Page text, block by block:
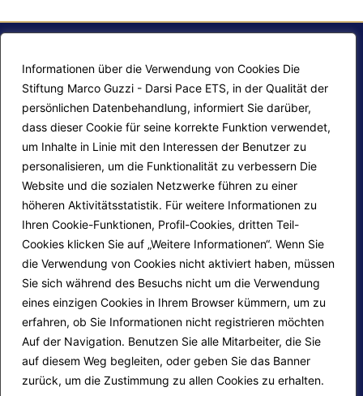
Informationen über die Verwendung von Cookies Die
Stiftung Marco Guzzi - Darsi Pace ETS, in der Qualität der
persönlichen Datenbehandlung, informiert Sie darüber,
dass dieser Cookie für seine korrekte Funktion verwendet,
um Inhalte in Linie mit den Interessen der Benutzer zu
personalisieren, um die Funktionalität zu verbessern Die
Website und die sozialen Netzwerke führen zu einer
höheren Aktivitätsstatistik. Für weitere Informationen zu
Ihren Cookie-Funktionen, Profil-Cookies, dritten Teil-
Cookies klicken Sie auf „Weitere Informationen“. Wenn Sie
die Verwendung von Cookies nicht aktiviert haben, müssen
Sie sich während des Besuchs nicht um die Verwendung
eines einzigen Cookies in Ihrem Browser kümmern, um zu
erfahren, ob Sie Informationen nicht registrieren möchten
Auf der Navigation. Benutzen Sie alle Mitarbeiter, die Sie
auf diesem Weg begleiten, oder geben Sie das Banner
zurück, um die Zustimmung zu allen Cookies zu erhalten.
F.A.Q.
Mappa del sito
Progetti Darsi Pace
Login redattori
Calendario corsi
Privacy Policy
Cookie Policy
Seguici su: